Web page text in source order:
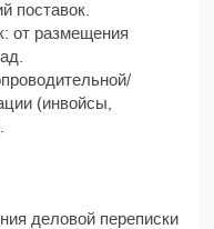
поставок.
от размещения
(инвойсы,
деловой переписки